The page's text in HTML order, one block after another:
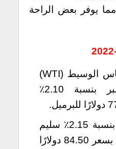
يوفر بعض الراحة
انخفض غرب تكساس الوسيط (WTI)
تسليم في نوفمبر بنسبة 2.10٪
بنسبة 2.15٪ سليم
في نوفمبر ليتداول بسعر 84.50 دولارًا